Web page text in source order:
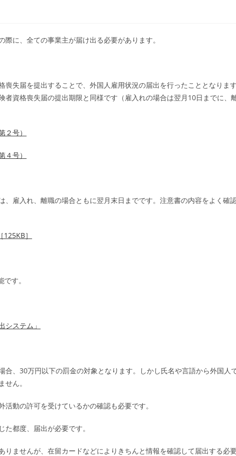
に、全ての事業主が届け出る必要があります。
失届を提出することで、外国人雇用状況の届出を行ったこととなりま
資格喪失届の提出期限と同様です（雇入れの場合は翌月10日までに、
号）
号）
雇入れ、離職の場合ともに翌月末日までです。注意書の内容をよく確
125KB］
す。
システム」
合、30万円以下の罰金の対象となります。しかし氏名や言語から外国人
ん。
動の許可を受けているかの確認も必要です。
都度、届出が必要です。
りませんが、在留カードなどによりきちんと情報を確認して届出する必